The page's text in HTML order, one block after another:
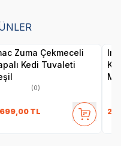
Zuma Çekmeceli
Kedi Tuvaleti
(0)
TL